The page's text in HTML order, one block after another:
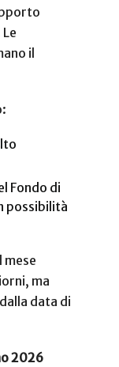
il
Fondo di
possibilità
ma
data di
2026